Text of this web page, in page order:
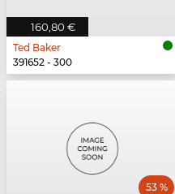
160,80 €
Ted Baker
391652 - 300
53 %